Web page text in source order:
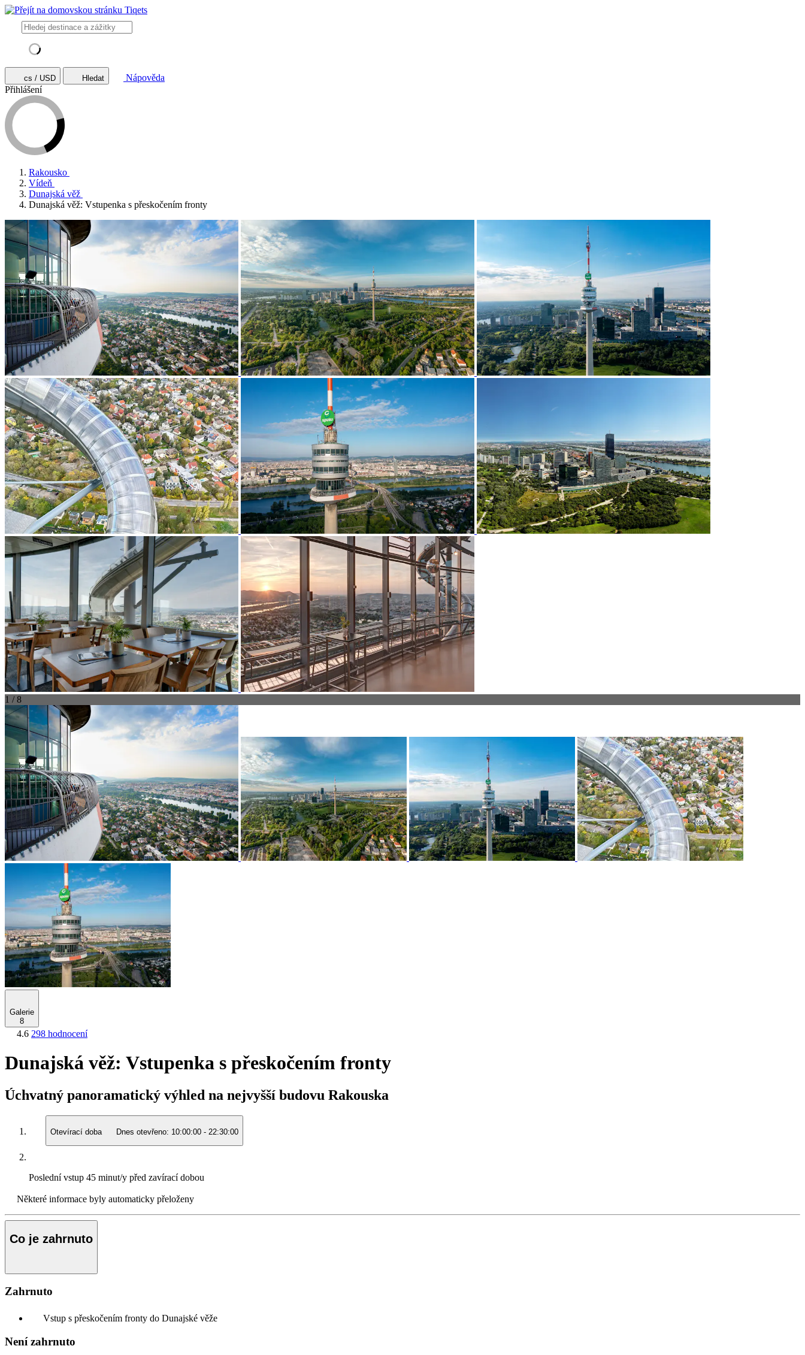
cs / USD Hledat
Nápověda
Přihlášení
Rakousko
Vídeň
Dunajská věž
Dunajská věž: Vstupenka s přeskočením fronty
1 / 8
Galerie
8
4.6 298 hodnocení
Dunajská věž: Vstupenka s přeskočením fronty
Úchvatný panoramatický výhled na nejvyšší budovu Rakouska
Otevírací doba Dnes otevřeno: 10:00:00 - 22:30:00
Poslední vstup 45 minut/y před zavírací dobou
Některé informace byly automaticky přeloženy
Co je zahrnuto
Zahrnuto
Vstup s přeskočením fronty do Dunajské věže
Není zahrnuto